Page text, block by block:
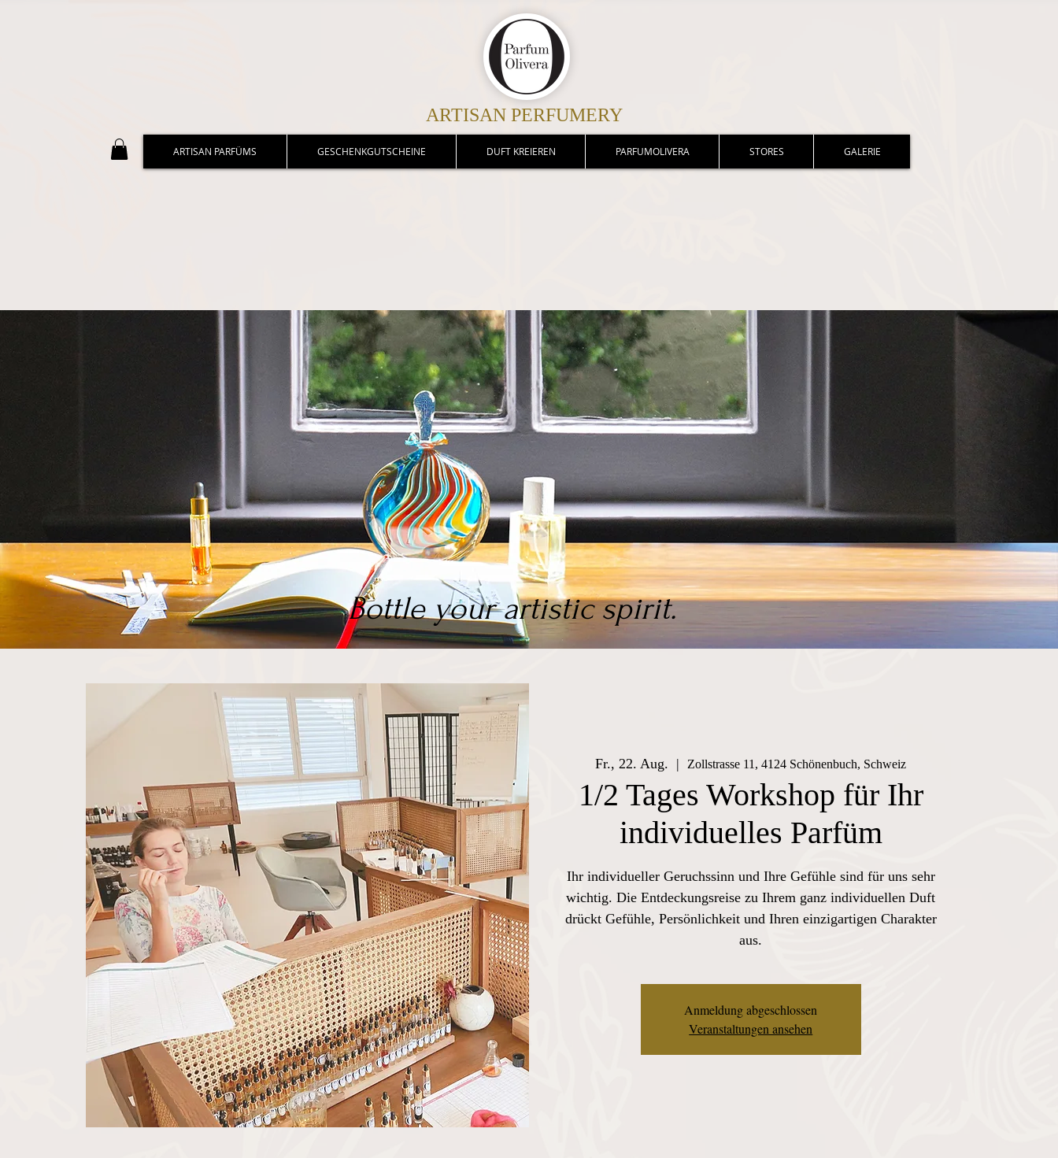
ARTISAN PERFUMERY
ARTISAN PARFÜMS GESCHENKGUTSCHEINE DUFT KREIEREN PARFUMOLIVERA STORES GALERIE
Bottle your artistic spirit.
Fr., 22. Aug.
  |
Zollstrasse 11, 4124 Schönenbuch, Schweiz
1/2 Tages Workshop für Ihr
individuelles Parfüm
Ihr individueller Geruchssinn und Ihre Gefühle sind für uns sehr
wichtig. Die Entdeckungsreise zu Ihrem ganz individuellen Duft
drückt Gefühle, Persönlichkeit und Ihren einzigartigen Charakter
aus.
Anmeldung abgeschlossen
Veranstaltungen ansehen